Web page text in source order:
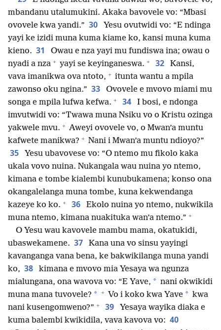
mbandanu utalumukini. Akaka bavovele vo: “Mbasi
ovovele kwa yandi.” 30
Yesu ovutwidi vo: “E ndinga
yayi ke izidi muna kuma kiame ko, kansi muna kuma
kieno. 31
Owau e nza yayi mu fundiswa ina; owau o
nyadi a nza + yayi se keyinganeswa. + 32
Kansi,
vava imanikwa ova ntoto, + itunta wantu a mpila
zawonso oku ngina.” 33
Ovovele e mvovo miami mu
songa e mpila lufwa kefwa. + 34
I bosi, e ndonga
imvutwidi vo: “Twawa muna Nsiku vo o Kristu ozinga
yakwele mvu. + Aweyi ovovele vo, o Mwan’a muntu
kafwete manikwa? + Nani i Mwan’a muntu ndioyo?”
35
Yesu ubavovese vo: “O ntemo mu fikolo kaka
ukala vovo nuina. Nukangala wau nuina yo ntemo,
kimana e tombe kialembi kunubukamena; konso ona
okangalelanga muna tombe, kuna kekwendanga
kazeye ko ko. + 36
Ekolo nuina yo ntemo, nukwikila
muna ntemo, kimana nuakituka wan’a ntemo.” +
O Yesu wau kavovele mambu mama, okatukidi,
ubaswekamene. 37
Kana una vo sinsu yayingi
kavanganga vana bena, ke bakwikilanga muna yandi
ko, 38
kimana e mvovo mia Yesaya wa ngunza
mialungana, ona wavova vo: “E Yave, * nani okwikidi
muna mana tuvovele? * + Vo i koko kwa Yave * kwa
nani kusengomweno?” + 39
Yesaya wayika diaka e
kuma balembi kwikidila, vava kavova vo: 40